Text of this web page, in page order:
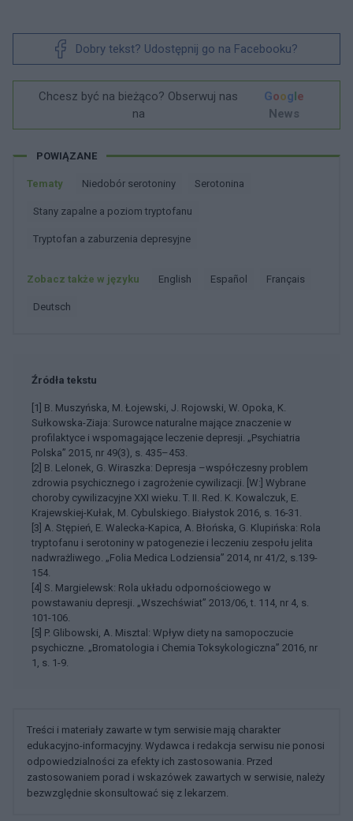
Dobry tekst? Udostępnij go na Facebooku?
Chcesz być na bieżąco? Obserwuj nas
na
Google
News
POWIĄZANE
Tematy Niedobór serotoniny Serotonina
Stany zapalne a poziom tryptofanu
Tryptofan a zaburzenia depresyjne
Zobacz także w języku english español français
deutsch
Źródła tekstu
[1] B. Muszyńska, M. Łojewski, J. Rojowski, W. Opoka, K.
Sułkowska-Ziaja: Surowce naturalne mające znaczenie w
profilaktyce i wspomagające leczenie depresji. „Psychiatria
Polska” 2015, nr 49(3), s. 435–453.
[2] B. Lelonek, G. Wiraszka: Depresja –współczesny problem
zdrowia psychicznego i zagrożenie cywilizacji. [W:] Wybrane
choroby cywilizacyjne XXI wieku. T. II. Red. K. Kowalczuk, E.
Krajewskiej-Kułak, M. Cybulskiego. Białystok 2016, s. 16-31.
[3] A. Stępień, E. Walecka-Kapica, A. Błońska, G. Klupińska: Rola
tryptofanu i serotoniny w patogenezie i leczeniu zespołu jelita
nadwrażliwego. „Folia Medica Lodziensia” 2014, nr 41/2, s.139-
154.
[4] S. Margielewsk: Rola układu odpornościowego w
powstawaniu depresji. „Wszechświat” 2013/06, t. 114, nr 4, s.
101-106.
[5] P. Glibowski, A. Misztal: Wpływ diety na samopoczucie
psychiczne. „Bromatologia i Chemia Toksykologiczna” 2016, nr
1, s. 1-9.
Treści i materiały zawarte w tym serwisie mają charakter
edukacyjno-informacyjny. Wydawca i redakcja serwisu nie ponosi
odpowiedzialności za efekty ich zastosowania. Przed
zastosowaniem porad i wskazówek zawartych w serwisie, należy
bezwzględnie skonsultować się z lekarzem.